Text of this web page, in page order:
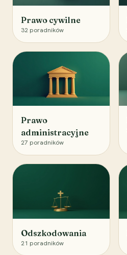
Prawo cywilne
32 poradników
Prawo
administracyjne
27 poradników
Odszkodowania
21 poradników